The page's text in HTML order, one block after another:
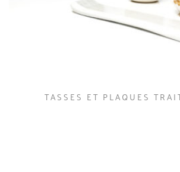
TASSES ET PLAQUES